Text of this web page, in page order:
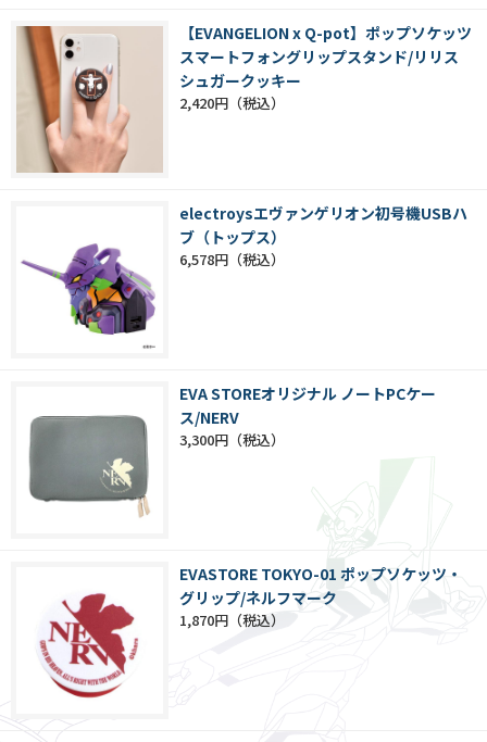
【EVANGELION x Q-pot】ポップソケッツ
スマートフォングリップスタンド/リリス
シュガークッキー
2,420円
electroysエヴァンゲリオン初号機USBハ
ブ（トップス）
6,578円
EVA STOREオリジナル ノートPCケー
ス/NERV
3,300円
EVASTORE TOKYO-01 ポップソケッツ・
グリップ/ネルフマーク
1,870円